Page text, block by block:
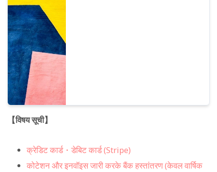
【विषय सूची】
क्रेडिट कार्ड・डेबिट कार्ड (Stripe)
कोटेशन और इनवॉइस जारी करके बैंक हस्तांतरण (केवल वार्षिक